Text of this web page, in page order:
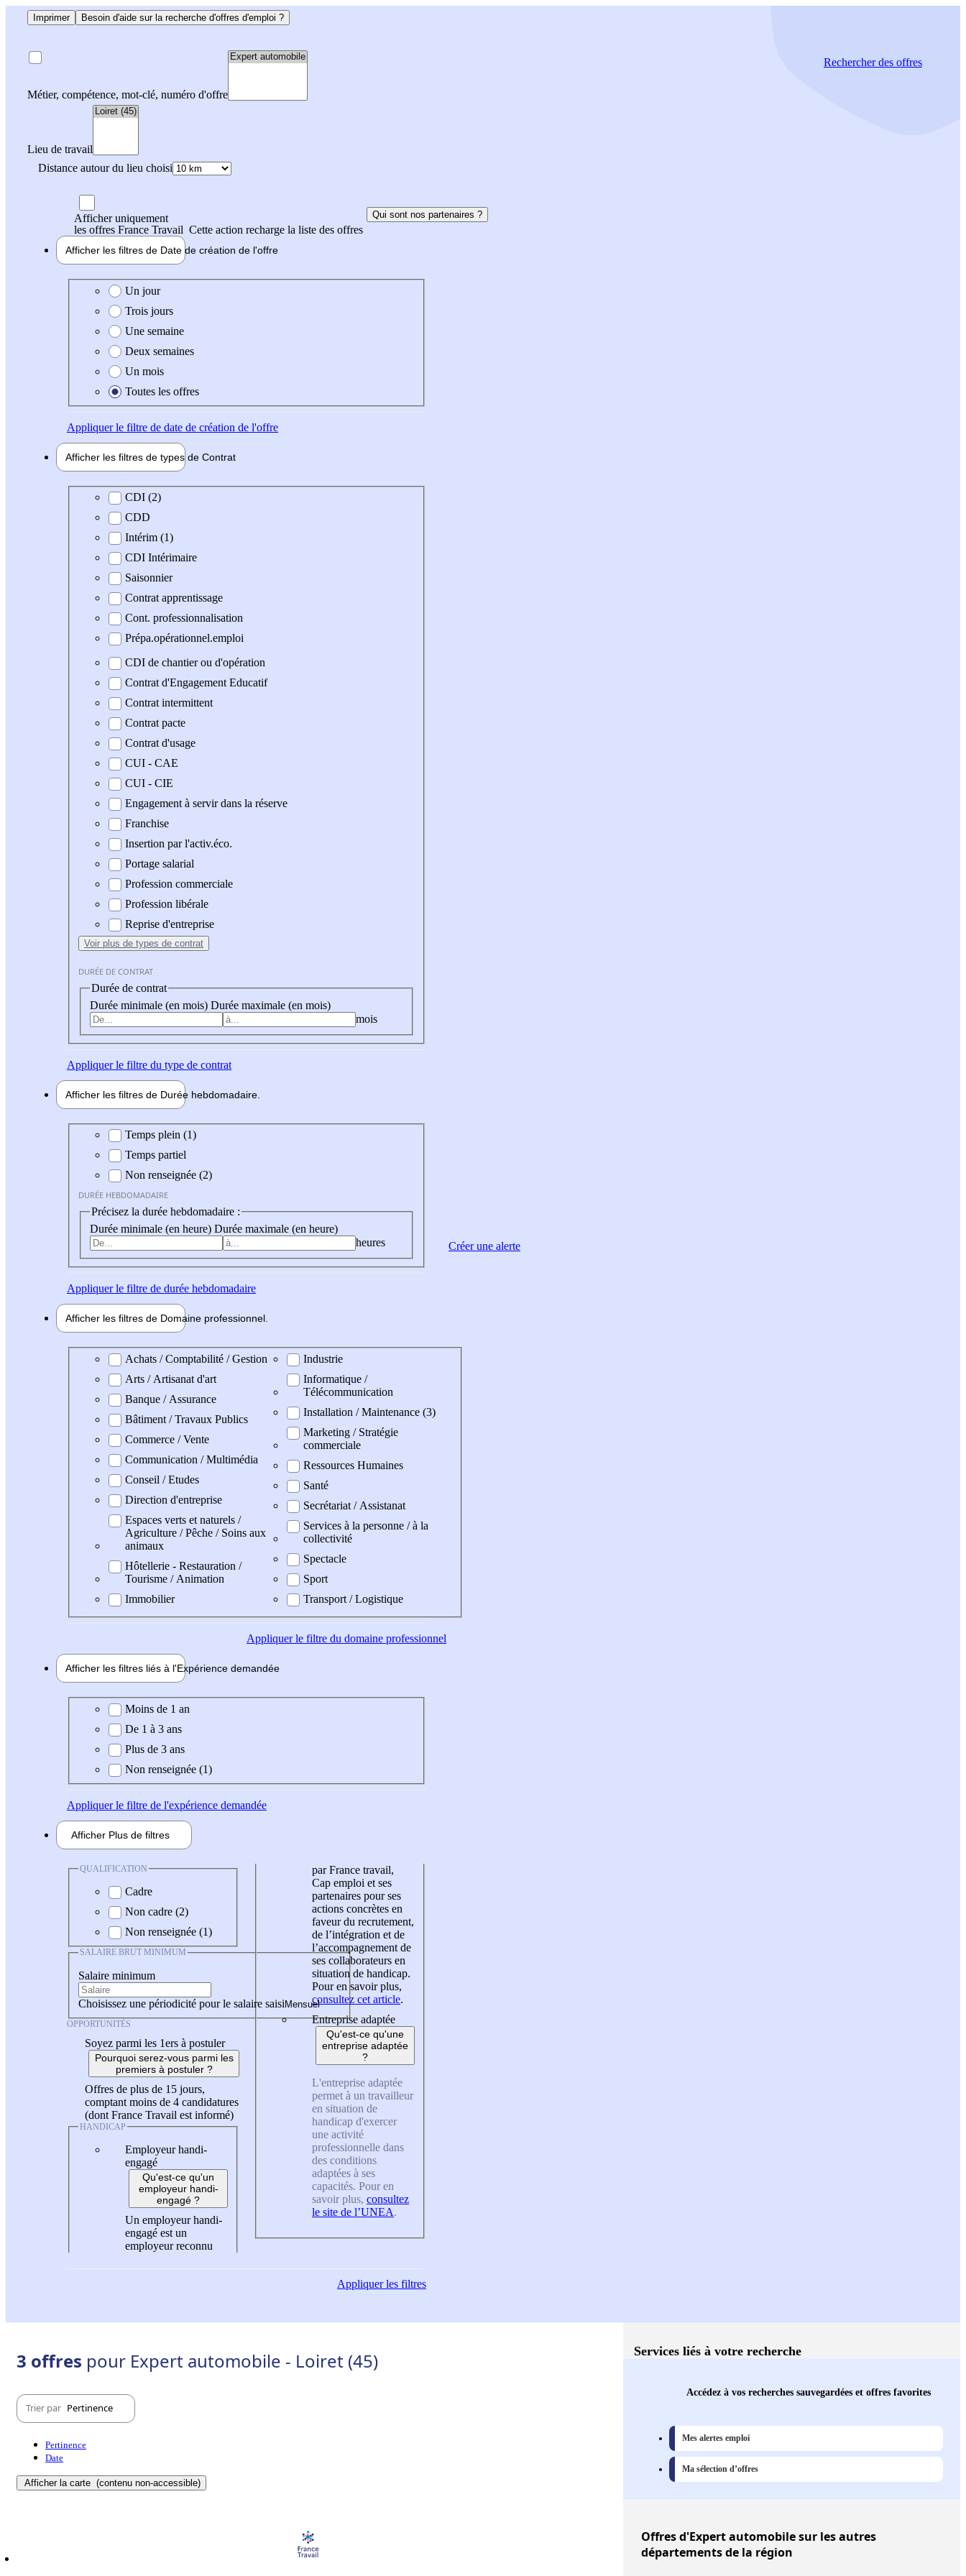
Imprimer Besoin d'aide sur la recherche d'offres d'emploi ?
Métier, compétence, mot-clé, numéro d'offre
Lieu de travail
Distance autour du lieu choisi
Rechercherdes offres
Afficher uniquement
les offres France Travail Cette action recharge la liste des offres
Qui sont nos partenaires ?
Afficher les filtres de Date de création de l'offre
Date de création de l'offre
Un jour
Trois jours
Une semaine
Deux semaines
Un mois
Toutes les offres
Appliquerle filtre de date de création de l'offre
Afficher les filtres de types de Contrat
Type de contrat
CDI (2)
CDD
Intérim (1)
CDI Intérimaire
Saisonnier
Contrat apprentissage
Cont. professionnalisation
Prépa.opérationnel.emploi
CDI de chantier ou d'opération
Contrat d'Engagement Educatif
Contrat intermittent
Contrat pacte
Contrat d'usage
CUI - CAE
CUI - CIE
Engagement à servir dans la réserve
Franchise
Insertion par l'activ.éco.
Portage salarial
Profession commerciale
Profession libérale
Reprise d'entreprise
Voir plus de types de contrat
DURÉE DE CONTRAT
Durée de contrat
Durée minimale (en mois) Durée maximale (en mois)
mois
Appliquerle filtre du type de contrat
Afficher les filtres de Durée hebdomadaire
Durée hebdomadaire
Temps plein (1)
Temps partiel
Non renseignée (2)
DURÉE HEBDOMADAIRE
Précisez la durée hebdomadaire :
Durée minimale (en heure) Durée maximale (en heure)
heures
Appliquerle filtre de durée hebdomadaire
Afficher les filtres de Domaine professionnel
Domaine professionel
Achats / Comptabilité / Gestion
Arts / Artisanat d'art
Banque / Assurance
Bâtiment / Travaux Publics
Commerce / Vente
Communication / Multimédia
Conseil / Etudes
Direction d'entreprise
Espaces verts et naturels /
Agriculture / Pêche / Soins aux
animaux
Hôtellerie - Restauration /
Tourisme / Animation
Immobilier
Industrie
Informatique /
Télécommunication
Installation / Maintenance (3)
Marketing / Stratégie
commerciale
Ressources Humaines
Santé
Secrétariat / Assistanat
Services à la personne / à la
collectivité
Spectacle
Sport
Transport / Logistique
Appliquerle filtre du domaine professionnel
Afficher les filtres liés à l'Expérience demandée
Expérience demandée
Moins de 1 an
De 1 à 3 ans
Plus de 3 ans
Non renseignée (1)
Appliquerle filtre de l'expérience demandée
Afficher Plus de filtres
QUALIFICATION
Cadre
Non cadre (2)
Non renseignée (1)
SALAIRE BRUT MINIMUM
Salaire minimum
Choisissez une périodicité pour le salaire saisi
OPPORTUNITÉS
Soyez parmi les 1ers à postuler
Pourquoi serez-vous parmi les
premiers à postuler ?
Offres de plus de 15 jours,
comptant moins de 4 candidatures
(dont France Travail est informé)
HANDICAP
Employeur handi-
engagé
Qu'est-ce qu'un
employeur handi-
engagé ?
Un employeur handi-
engagé est un
employeur reconnu
par France travail,
Cap emploi et ses
partenaires pour ses
actions concrètes en
faveur du recrutement,
de l’intégration et de
l’accompagnement de
ses collaborateurs en
situation de handicap.
Pour en savoir plus,
consultez cet article.
Entreprise adaptée
Qu'est-ce qu'une
entreprise adaptée
?
L'entreprise adaptée
permet à un travailleur
en situation de
handicap d'exercer
une activité
professionnelle dans
des conditions
adaptées à ses
capacités. Pour en
savoir plus, consultez
le site de l’UNEA.
Appliquerles filtres
Créer une alerte
3 offres pour Expert automobile - Loiret (45)
Trier par Pertinence
Pertinence
Date
Afficher la carte (contenu non-accessible)
Services liés à votre recherche
Accédez à vos recherches sauvegardées et offres favorites
Mes alertes emploi
Ma sélection d’offres
Offresd'Expert automobile sur les autres
départements de la région